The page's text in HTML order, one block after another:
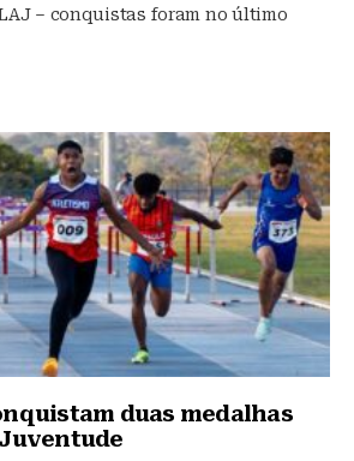
– conquistas foram no último
duas medalhas